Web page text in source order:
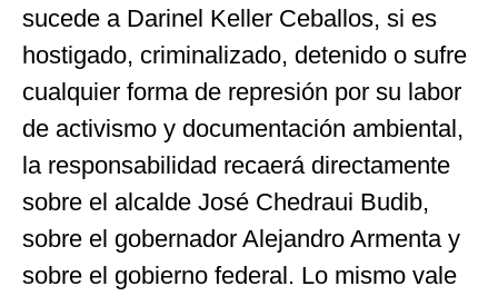
sucede a Darinel Keller Ceballos, si es
hostigado, criminalizado, detenido o sufre
cualquier forma de represión por su labor
de activismo y documentación ambiental,
la responsabilidad recaerá directamente
sobre el alcalde José Chedraui Budib,
sobre el gobernador Alejandro Armenta y
sobre el gobierno federal. Lo mismo vale